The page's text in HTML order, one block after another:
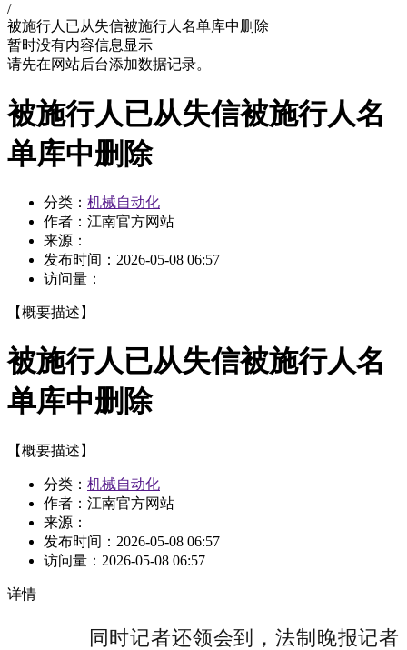
/
被施行人已从失信被施行人名单库中删除
暂时没有内容信息显示
请先在网站后台添加数据记录。
被施行人已从失信被施行人名
单库中删除
分类： 机械自动化
作者：江南官方网站
来源：
发布时间： 2026-05-08 06:57
访问量：
【概要描述】
被施行人已从失信被施行人名
单库中删除
【概要描述】
分类： 机械自动化
作者：江南官方网站
来源：
发布时间： 2026-05-08 06:57
访问量： 2026-05-08 06:57
详情
同时记者还领会到，法制晚报记者